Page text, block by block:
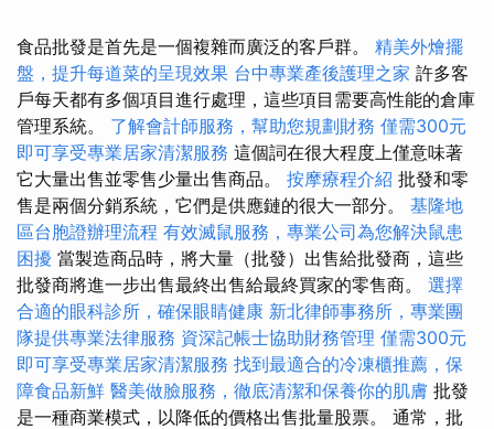
食品批發是首先是一個複雜而廣泛的客戶群。 精美外燴擺
盤，提升每道菜的呈現效果 台中專業產後護理之家 許多客
戶每天都有多個項目進行處理，這些項目需要高性能的倉庫
管理系統。 了解會計師服務，幫助您規劃財務 僅需300元
即可享受專業居家清潔服務 這個詞在很大程度上僅意味著
它大量出售並零售少量出售商品。 按摩療程介紹 批發和零
售是兩個分銷系統，它們是供應鏈的很大一部分。 基隆地
區台胞證辦理流程 有效滅鼠服務，專業公司為您解決鼠患
困擾 當製造商品時，將大量（批發）出售給批發商，這些
批發商將進一步出售最終出售給最終買家的零售商。 選擇
合適的眼科診所，確保眼睛健康 新北律師事務所，專業團
隊提供專業法律服務 資深記帳士協助財務管理 僅需300元
即可享受專業居家清潔服務 找到最適合的冷凍櫃推薦，保
障食品新鮮 醫美做臉服務，徹底清潔和保養你的肌膚 批發
是一種商業模式，以降低的價格出售批量股票。 通常，批